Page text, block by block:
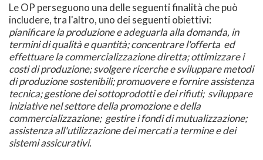
Le OP perseguono una delle seguenti finalità che può
includere, tra l'altro, uno dei seguenti obiettivi:
pianificare la produzione e adeguarla alla domanda, in
termini di qualità e quantità; concentrare l'offerta ed
effettuare la commercializzazione diretta; ottimizzare i
costi di produzione; svolgere ricerche e sviluppare metodi
di produzione sostenibili; promuovere e fornire assistenza
tecnica; gestione dei sottoprodotti e dei rifiuti; sviluppare
iniziative nel settore della promozione e della
commercializzazione; gestire i fondi di mutualizzazione;
assistenza all'utilizzazione dei mercati a termine e dei
sistemi assicurativi.